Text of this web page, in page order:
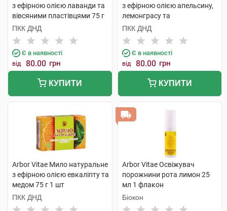
з ефірною олією лаванди та
вівсяними пластівцями 75 г
1 шт
ПКК ДНД
Є в наявності
від 80.00 грн
КУПИТИ
з ефірною олією апельсину,
лемонграсу та
апельсиновою цедрою 75 г 1
шт
ПКК ДНД
Є в наявності
від 80.00 грн
КУПИТИ
Arbor Vitae Мило натуральне
з ефірною олією евкаліпту та
медом 75 г 1 шт
ПКК ДНД
Arbor Vitae Освіжувач
порожнини рота лимон 25
мл 1 флакон
Біокон